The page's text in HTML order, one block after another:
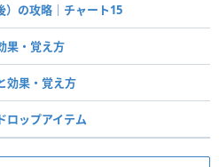
）の攻略｜チャート15
果・覚え方
効果・覚え方
ロップアイテム